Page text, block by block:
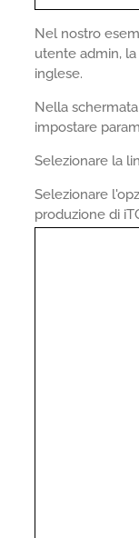
Nel nostro
utente admin,
inglese.
Nella
impostare
Selezionare la
Selezionare
produzione di